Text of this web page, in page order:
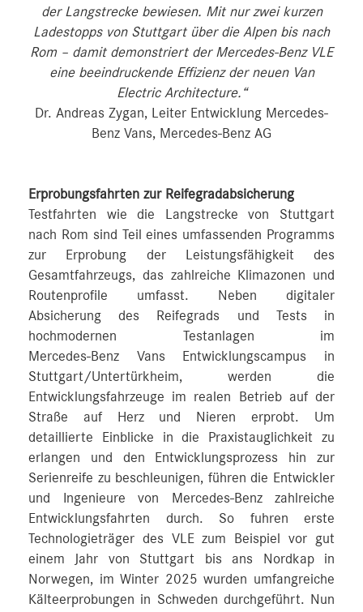
der Langstrecke bewiesen. Mit nur zwei kurzen
Ladestopps von Stuttgart über die Alpen bis nach
Rom – damit demonstriert der Mercedes‑Benz VLE
eine beeindruckende Effizienz der neuen Van
Electric Architecture.“
Dr. Andreas Zygan, Leiter Entwicklung Mercedes-
Benz Vans, Mercedes-Benz AG
Erprobungsfahrten zur Reifegradabsicherung
Testfahrten wie die Langstrecke von Stuttgart
nach Rom sind Teil eines umfassenden Programms
zur Erprobung der Leistungsfähigkeit des
Gesamtfahrzeugs, das zahlreiche Klimazonen und
Routenprofile umfasst. Neben digitaler
Absicherung des Reifegrads und Tests in
hochmodernen Testanlagen im
Mercedes‑Benz Vans Entwicklungscampus in
Stuttgart/Untertürkheim, werden die
Entwicklungsfahrzeuge im realen Betrieb auf der
Straße auf Herz und Nieren erprobt. Um
detaillierte Einblicke in die Praxistauglichkeit zu
erlangen und den Entwicklungsprozess hin zur
Serienreife zu beschleunigen, führen die Entwickler
und Ingenieure von Mercedes‑Benz zahlreiche
Entwicklungsfahrten durch. So fuhren erste
Technologieträger des VLE zum Beispiel vor gut
einem Jahr von Stuttgart bis ans Nordkap in
Norwegen, im Winter 2025 wurden umfangreiche
Kälteerprobungen in Schweden durchgeführt. Nun